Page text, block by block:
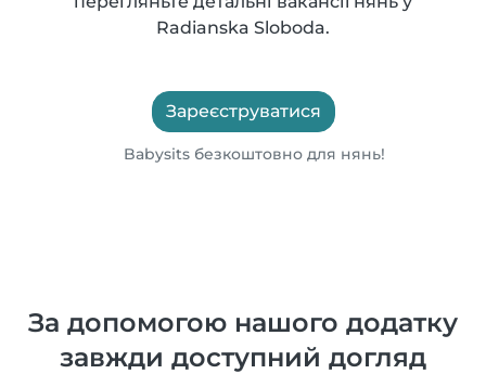
Radianska Sloboda.
Зареєструватися
Babysits безкоштовно для нянь!
За допомогою нашого додатку
завжди доступний догляд